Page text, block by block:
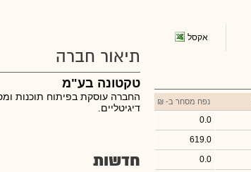
אקסל
נפח מסחר ב- ₪
0.0
619.0
0.0
תיאור חברה
טקטונה בע"מ
החברה עוסקת בפיתוח תוכנות
דיגיטליים.
חדשות